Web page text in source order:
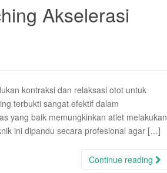
Akselerasi
kontraksi dan relaksasi otot untuk
terbukti sangat efektif dalam
yang baik memungkinkan atlet melakukan
ini dipandu secara profesional agar […]
Continue reading